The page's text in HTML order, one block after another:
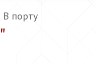
В порту
"